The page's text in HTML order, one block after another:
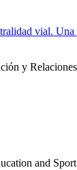
vial.
y
and